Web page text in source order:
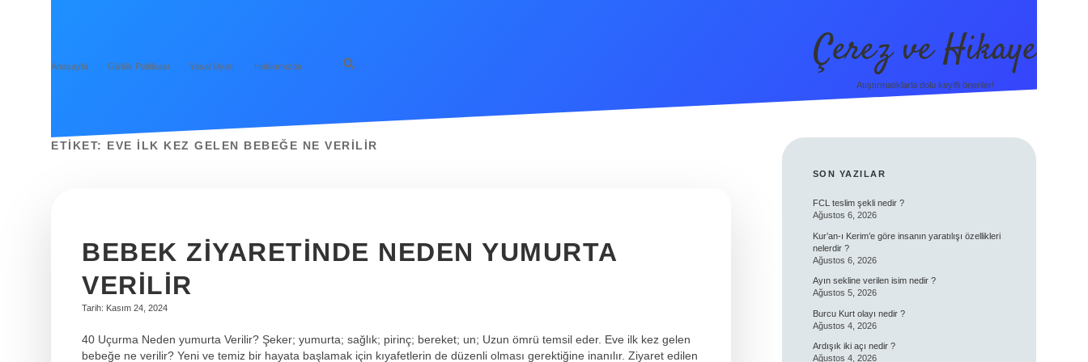
Anasayfa Gizlilik Politikası Yasal Uyarı Hakkımızda Çerez ve Hikaye
Atıştırmalıklarla dolu keyifli öneriler!
ETIKET: EVE ILK KEZ GELEN BEBEĞE NE VERILIR
BEBEK ZIYARETINDE NEDEN YUMURTA
VERILIR
Tarih: Kasım 24, 2024
40 Uçurma Neden yumurta Verilir? Şeker; yumurta; sağlık; pirinç; bereket; un; Uzun ömrü temsil eder. Eve ilk kez gelen
bebeğe ne verilir? Yeni ve temiz bir hayata başlamak için kıyafetlerin de düzenli olması gerektiğine inanılır. Ziyaret edilen
SIDEBAR
SON YAZILAR
FCL teslim şekli nedir ?
Ağustos 6, 2026
Kur’an-ı Kerim’e göre insanın yaratılışı özellikleri
nelerdir ?
Ağustos 6, 2026
Ayın sekline verilen isim nedir ?
Ağustos 5, 2026
Burcu Kurt olayı nedir ?
Ağustos 4, 2026
Ardışık iki açı nedir ?
Ağustos 4, 2026